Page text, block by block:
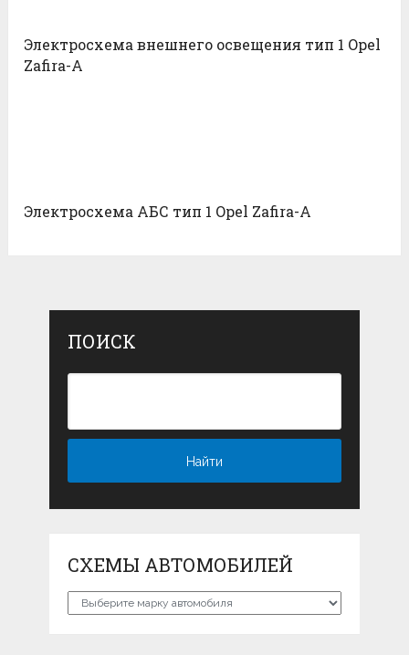
Электросхема внешнего освещения тип 1 Opel
Zafira-A
Электросхема АБС тип 1 Opel Zafira-A
ПОИСК
СХЕМЫ АВТОМОБИЛЕЙ
Схемы